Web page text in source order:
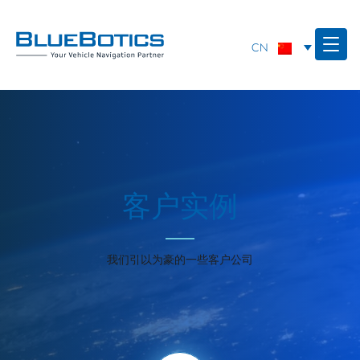
客户实例
我们引以为豪的一些客户公司